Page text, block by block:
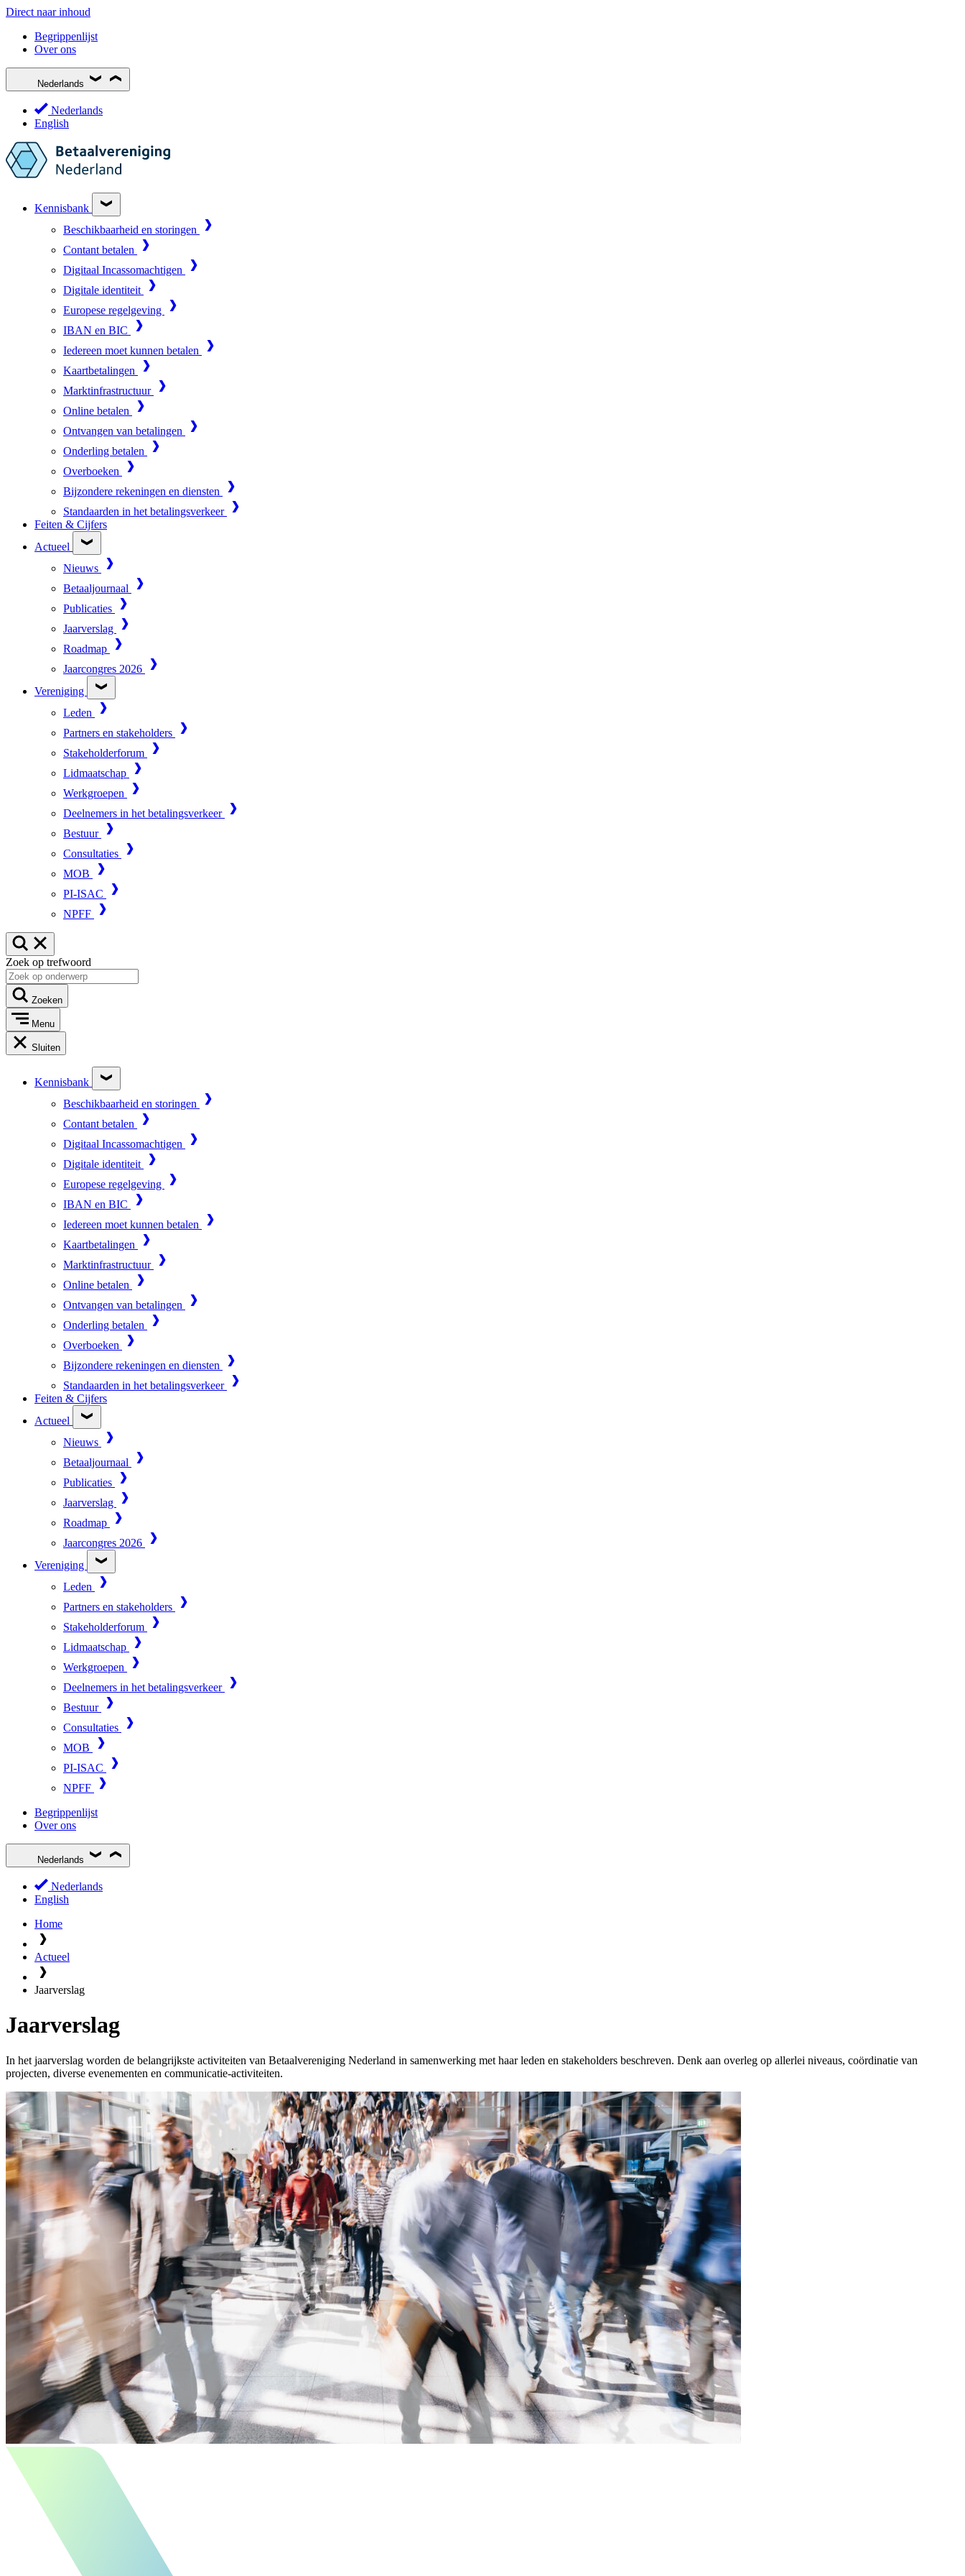
Direct naar inhoud
Begrippenlijst
Over ons
Nederlands
Nederlands
English
Kennisbank
Beschikbaarheid en storingen
Contant betalen
Digitaal Incassomachtigen
Digitale identiteit
Europese regelgeving
IBAN en BIC
Iedereen moet kunnen betalen
Kaartbetalingen
Marktinfrastructuur
Online betalen
Ontvangen van betalingen
Onderling betalen
Overboeken
Bijzondere rekeningen en diensten
Standaarden in het betalingsverkeer
Feiten & Cijfers
Actueel
Nieuws
Betaaljournaal
Publicaties
Jaarverslag
Roadmap
Jaarcongres 2026
Vereniging
Leden
Partners en stakeholders
Stakeholderforum
Lidmaatschap
Werkgroepen
Deelnemers in het betalingsverkeer
Bestuur
Consultaties
MOB
PI-ISAC
NPFF
Zoek op trefwoord
Zoeken
Menu
Sluiten
Kennisbank
Beschikbaarheid en storingen
Contant betalen
Digitaal Incassomachtigen
Digitale identiteit
Europese regelgeving
IBAN en BIC
Iedereen moet kunnen betalen
Kaartbetalingen
Marktinfrastructuur
Online betalen
Ontvangen van betalingen
Onderling betalen
Overboeken
Bijzondere rekeningen en diensten
Standaarden in het betalingsverkeer
Feiten & Cijfers
Actueel
Nieuws
Betaaljournaal
Publicaties
Jaarverslag
Roadmap
Jaarcongres 2026
Vereniging
Leden
Partners en stakeholders
Stakeholderforum
Lidmaatschap
Werkgroepen
Deelnemers in het betalingsverkeer
Bestuur
Consultaties
MOB
PI-ISAC
NPFF
Begrippenlijst
Over ons
Nederlands
Nederlands
English
Home
Actueel
Jaarverslag
Jaarverslag
In het jaarverslag worden de belangrijkste activiteiten van Betaalvereniging Nederland in samenwerking met haar leden en stakeholders beschreven. Denk aan overleg op allerlei niveaus, coördinatie van
projecten, diverse evenementen en communicatie-activiteiten.